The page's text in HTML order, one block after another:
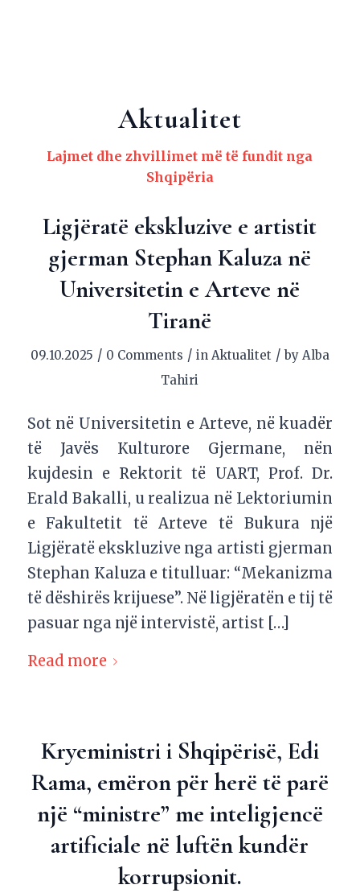
Aktualitet
Lajmet dhe zhvillimet më të fundit nga
Shqipëria
Ligjëratë ekskluzive e artistit
gjerman Stephan Kaluza në
Universitetin e Arteve në
Tiranë
09.10.2025 / 0 Comments / in Aktualitet / by Alba
Tahiri
Sot në Universitetin e Arteve, në kuadër
të Javës Kulturore Gjermane, nën
kujdesin e Rektorit të UART, Prof. Dr.
Erald Bakalli, u realizua në Lektoriumin
e Fakultetit të Arteve të Bukura një
Ligjëratë ekskluzive nga artisti gjerman
Stephan Kaluza e titulluar: “Mekanizma
të dëshirës krijuese”. Në ligjëratën e tij të
pasuar nga një intervistë, artist […]
Read more
Kryeministri i Shqipërisë, Edi
Rama, emëron për herë të parë
një “ministre” me inteligjencë
artificiale në luftën kundër
korrupsionit.